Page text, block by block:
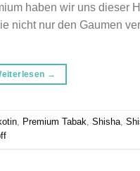
haben wir uns dieser
nicht nur den Gaumen
→
, Premium Tabak, Shisha,